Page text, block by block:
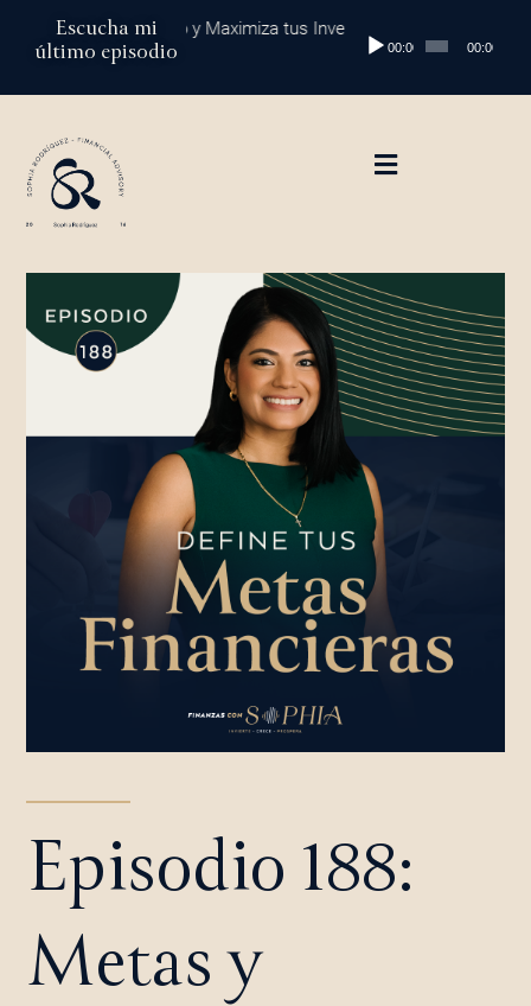
contenido
Escucha mi
último episodio
Protege tu Dinero y Maximiza tus InversionesReproductor
00:00 00:00
Episodio 188:
Metas y